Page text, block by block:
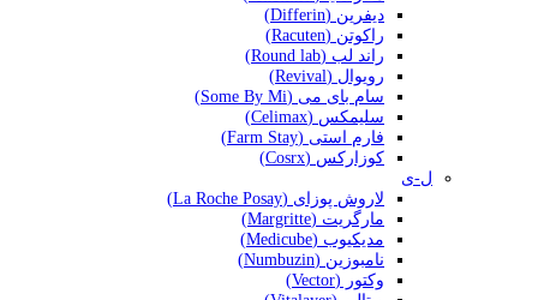
دیفرین (Differin)
راکوتن (Racuten)
راند لب (Round lab)
رویوال (Revival)
سام بای می (Some By Mi)
سلیمکس (Celimax)
فارم استی (Farm Stay)
کوزارکس (Cosrx)
ل-ی
لاروش پوزای (La Roche Posay)
مارگریت (Margritte)
مدیکیوب (Medicube)
نامبوزین (Numbuzin)
وکتور (Vector)